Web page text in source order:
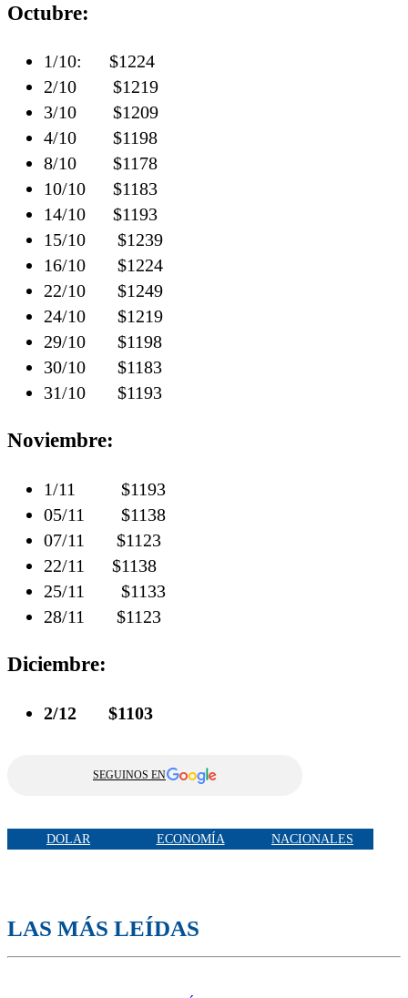
Octubre:
1/10: $1224
2/10 $1219
3/10 $1209
4/10 $1198
8/10 $1178
10/10 $1183
14/10 $1193
15/10 $1239
16/10 $1224
22/10 $1249
24/10 $1219
29/10 $1198
30/10 $1183
31/10 $1193
Noviembre:
1/11 $1193
05/11 $1138
07/11 $1123
22/11 $1138
25/11 $1133
28/11 $1123
Diciembre:
2/12 $1103
SEGUINOS EN
DOLAR ECONOMÍA NACIONALES
LAS MÁS LEÍDAS